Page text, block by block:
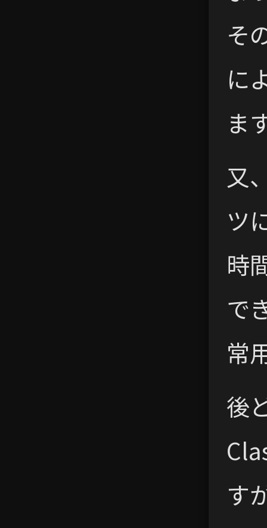
そ
に
ま
又
ツ
時
で
常
後
す